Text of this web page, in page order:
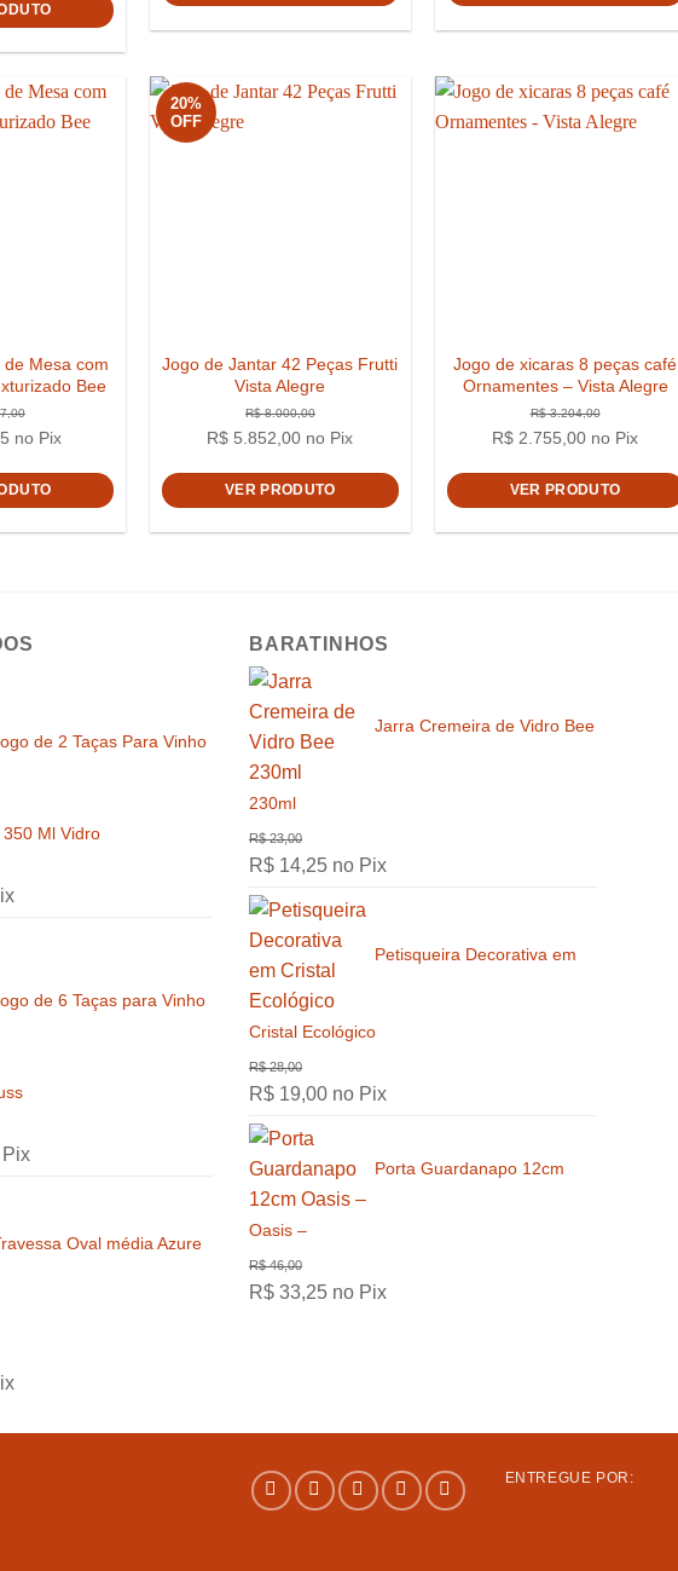
R$ 2.789,00
1.780,00
Mesa com
Bee
no Pix
20%
OFF
Jogo de Jantar 42 Peças Frutti
Vista Alegre
R$ 5.852,00 no Pix
VER PRODUTO
Jogo de xicaras 8 peças café
Ornamentes – Vista Alegre
R$ 2.755,00 no Pix
VER PRODUTO
de 2 Taças Para Vinho
Ml Vidro
de 6 Taças para Vinho
Oval média Azure
BARATINHOS
Jarra Cremeira de Vidro Bee
230ml
R$ 14,25 no Pix
Petisqueira Decorativa em
Cristal Ecológico
R$ 19,00 no Pix
Porta Guardanapo 12cm
Oasis –
R$ 33,25 no Pix
ENTREGUE POR: